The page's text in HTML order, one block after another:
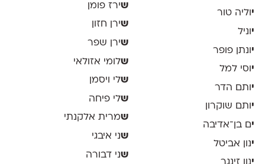
יוליה טור
י וניל
י ונתן פופר
יוסי למל
י ותם הדר
יותם שוקרון
ים בן־אדיבה
ינון אביטל
שירז פומן
שירן חזון
שירן שפר
שלומי אזולאי
שלי ויסמן
שלי פיחה
שמרית אלקנתי
שני איבגי
שני דבורה